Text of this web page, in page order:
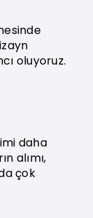
oluyoruz.
daha
alımı,
çok